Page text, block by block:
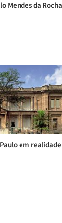
Mendes da Rocha
em realidade